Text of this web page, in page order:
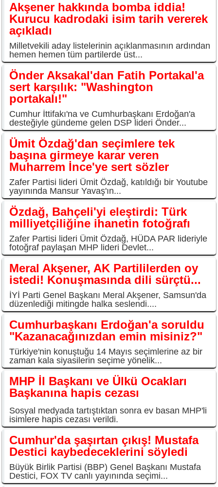
Akşener hakkında bomba iddia!
Kurucu kadrodaki isim tarih vererek
açıkladı
Milletvekili aday listelerinin açıklanmasının ardından
hemen hemen tüm partilerde üst...
Önder Aksakal'dan Fatih Portakal'a
sert karşılık: "Washington
portakalı!"
Cumhur İttifakı'na ve Cumhurbaşkanı Erdoğan'a
desteğiyle gündeme gelen DSP lideri Önder...
Ümit Özdağ'dan seçimlere tek
başına girmeye karar veren
Muharrem İnce'ye sert sözler
Zafer Partisi lideri Ümit Özdağ, katıldığı bir Youtube
yayınında Mansur Yavaş'ın...
Özdağ, Bahçeli'yi eleştirdi: Türk
milliyetçiliğine ihanetin fotoğrafı
Zafer Partisi lideri Ümit Özdağ, HÜDA PAR lideriyle
fotoğraf paylaşan MHP lideri Devlet...
Meral Akşener, AK Partililerden oy
istedi! Konuşmasında dili sürçtü...
İYİ Parti Genel Başkanı Meral Akşener, Samsun'da
düzenlediği mitingde halka seslendi....
Cumhurbaşkanı Erdoğan'a soruldu
"Kazanacağınızdan emin misiniz?"
Türkiye'nin konuştuğu 14 Mayıs seçimlerine az bir
zaman kala siyasilerin seçime yönelik...
MHP İl Başkanı ve Ülkü Ocakları
Başkanına hapis cezası
Sosyal medyada tartıştıktan sonra ev basan MHP'li
isimlere hapis cezası verildi.
Cumhur'da şaşırtan çıkış! Mustafa
Destici kaybedeceklerini söyledi
Büyük Birlik Partisi (BBP) Genel Başkanı Mustafa
Destici, FOX TV canlı yayınında seçimi...